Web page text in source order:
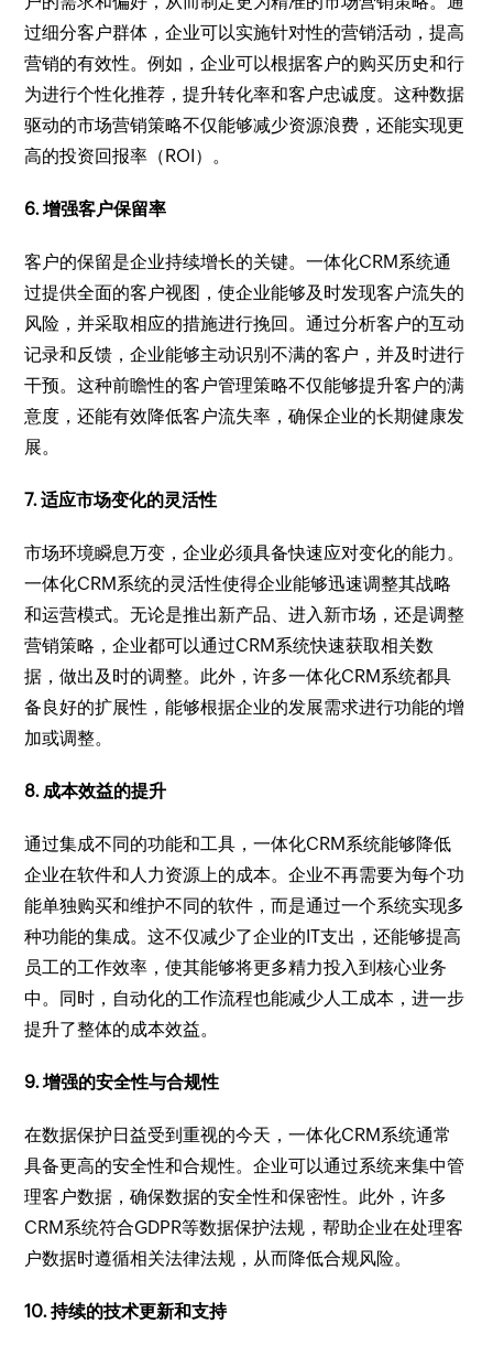
过细分客户群体，企业可以实施针对性的营销活动，提高
营销的有效性。例如，企业可以根据客户的购买历史和行
为进行个性化推荐，提升转化率和客户忠诚度。这种数据
驱动的市场营销策略不仅能够减少资源浪费，还能实现更
高的投资回报率（ROI）。
6. 增强客户保留率
客户的保留是企业持续增长的关键。一体化CRM系统通
过提供全面的客户视图，使企业能够及时发现客户流失的
风险，并采取相应的措施进行挽回。通过分析客户的互动
记录和反馈，企业能够主动识别不满的客户，并及时进行
干预。这种前瞻性的客户管理策略不仅能够提升客户的满
意度，还能有效降低客户流失率，确保企业的长期健康发
展。
7. 适应市场变化的灵活性
市场环境瞬息万变，企业必须具备快速应对变化的能力。
一体化CRM系统的灵活性使得企业能够迅速调整其战略
和运营模式。无论是推出新产品、进入新市场，还是调整
营销策略，企业都可以通过CRM系统快速获取相关数
据，做出及时的调整。此外，许多一体化CRM系统都具
备良好的扩展性，能够根据企业的发展需求进行功能的增
加或调整。
8. 成本效益的提升
通过集成不同的功能和工具，一体化CRM系统能够降低
企业在软件和人力资源上的成本。企业不再需要为每个功
能单独购买和维护不同的软件，而是通过一个系统实现多
种功能的集成。这不仅减少了企业的IT支出，还能够提高
员工的工作效率，使其能够将更多精力投入到核心业务
中。同时，自动化的工作流程也能减少人工成本，进一步
提升了整体的成本效益。
9. 增强的安全性与合规性
在数据保护日益受到重视的今天，一体化CRM系统通常
具备更高的安全性和合规性。企业可以通过系统来集中管
理客户数据，确保数据的安全性和保密性。此外，许多
CRM系统符合GDPR等数据保护法规，帮助企业在处理客
户数据时遵循相关法律法规，从而降低合规风险。
10. 持续的技术更新和支持